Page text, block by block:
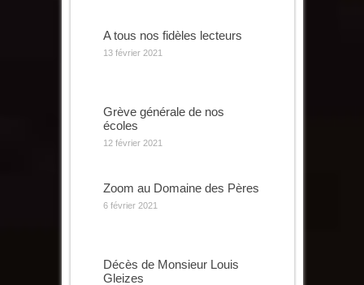
A tous nos fidèles lecteurs
13 février 2021
Grève générale de nos
écoles
12 février 2021
Zoom au Domaine des Pères
6 février 2021
Décès de Monsieur Louis
Gleizes